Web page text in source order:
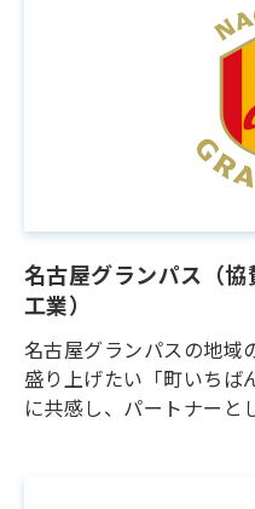
名古屋グランパス（
工業）
名古屋グランパスの地域
盛り上げたい「町いちば
に共感し、パートナーと